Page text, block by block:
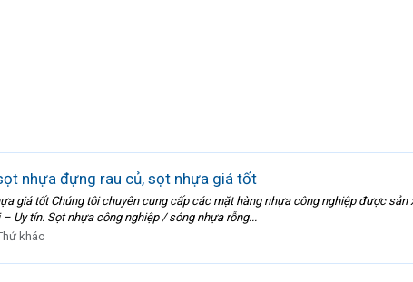
nhựa đựng rau củ, sọt nhựa giá tốt
giá tốt Chúng tôi chuyên cung cấp các mặt hàng nhựa công nghiệp được
Uy tín. Sọt nhựa công nghiệp / sóng nhựa rỗng...
khác